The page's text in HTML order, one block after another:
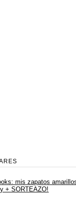
mis zapatos
+ SORTEAZO!